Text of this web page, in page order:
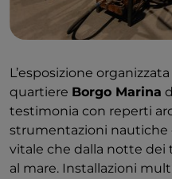
L’esposizione
quartiere Borgo Marina
testimonia con reperti
strumentazioni nautiche
vitale che dalla notte dei
al mare. Installazioni